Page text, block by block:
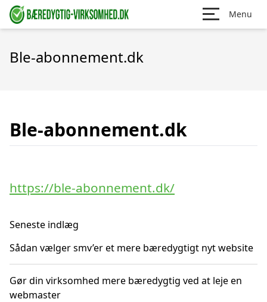
Menu
Ble-abonnement.dk
Ble-abonnement.dk
https://ble-abonnement.dk/
Seneste indlæg
Sådan vælger smv’er et mere bæredygtigt nyt website
Gør din virksomhed mere bæredygtig ved at leje en
webmaster